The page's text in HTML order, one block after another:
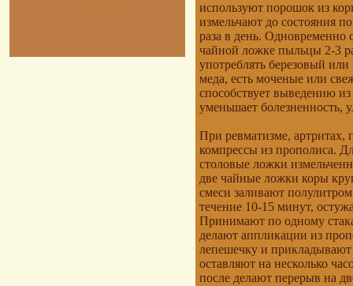
используют порошок из
измельчают до состояния
раза в день.
чайной ложке пыльцы 2-3
употреблять березовый
меда, есть моченые или
способствует выведению
уменьшает болезненность,
При ревматизме, артритах,
компрессы из прополиса.
столовые ложки
две чайные ложки коры
смеси заливают
течение 10-15 минут,
Принимают по одному
делают аппликации из
лепешечку и
оставляют на несколько
после делают перерыв на